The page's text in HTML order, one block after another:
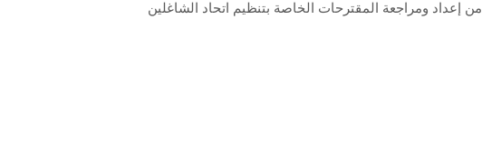
من إعداد ومراجعة المقترحات الخاصة بتنظيم اتحاد الشاغلين